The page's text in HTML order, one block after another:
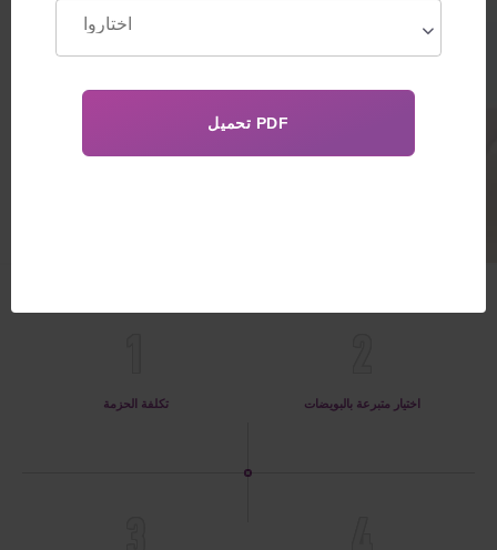
الجذعية ونقل الميتوكوندريا ، مع
إمكانية التحول إلى تأجير الأرحام.
ولادة الطفل.
28 500€
تكلفة الحزمة اختيار متبرعة بالبويضات